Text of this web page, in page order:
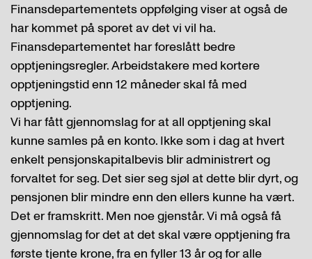
Finansdepartementets oppfølging viser at også de
har kommet på sporet av det vi vil ha.
Finansdepartementet har foreslått bedre
opptjeningsregler. Arbeidstakere med kortere
opptjeningstid enn 12 måneder skal få med
opptjening.
Vi har fått gjennomslag for at all opptjening skal
kunne samles på en konto. Ikke som i dag at hvert
enkelt pensjonskapitalbevis blir administrert og
forvaltet for seg. Det sier seg sjøl at dette blir dyrt, og
pensjonen blir mindre enn den ellers kunne ha vært.
Det er framskritt. Men noe gjenstår. Vi må også få
gjennomslag for det at det skal være opptjening fra
første tjente krone, fra en fyller 13 år og for alle